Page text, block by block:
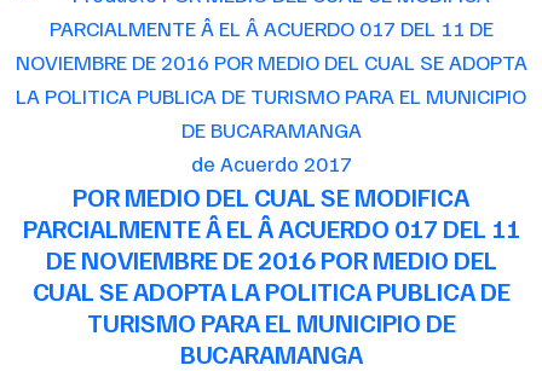
de Acuerdo 2017
POR MEDIO DEL CUAL SE MODIFICA
PARCIALMENTE Â EL Â ACUERDO 017 DEL 11
DE NOVIEMBRE DE 2016 POR MEDIO DEL
CUAL SE ADOPTA LA POLITICA PUBLICA DE
TURISMO PARA EL MUNICIPIO DE
BUCARAMANGA